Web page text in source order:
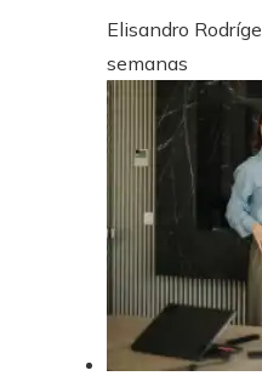
Elisandro
semanas